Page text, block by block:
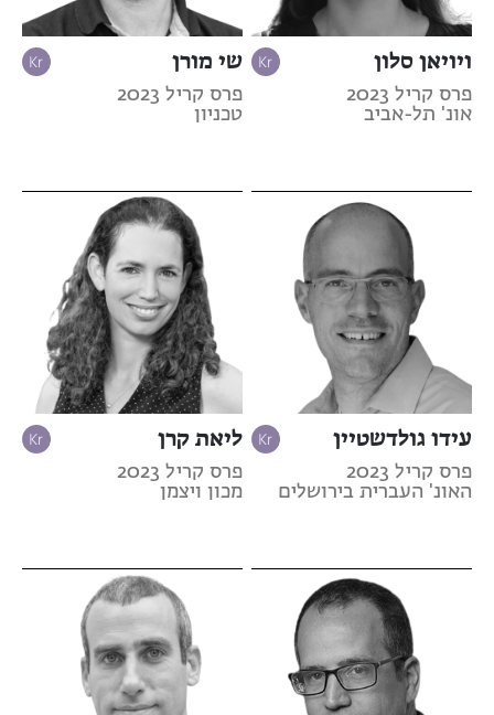
ויויאן סלון
פרס קריל 2023
אונ' תל-אביב
שי מורן
פרס קריל 2023
טכניון
עידו גולדשטיין
פרס קריל 2023
האונ' העברית בירושלים
ליאת קרן
פרס קריל 2023
מכון ויצמן